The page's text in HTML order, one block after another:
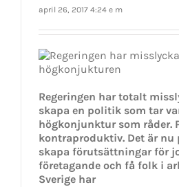
april 26, 2017 4:24 e m
Regeringen har totalt
skapa en politik som tar
högkonjunktur som råder.
kontraproduktiv. Det är
skapa förutsättningar för
företagande och få folk i
Sverige har